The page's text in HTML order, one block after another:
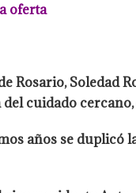
oferta
Rosario, Soledad
cuidado cercano,
años se duplicó